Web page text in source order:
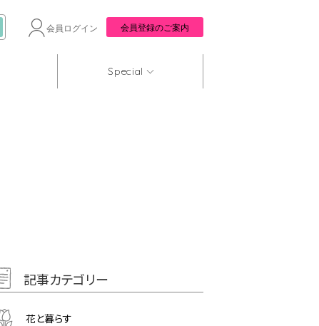
会員ログイン 会員登録のご案内
Special
記事カテゴリー
花と暮らす